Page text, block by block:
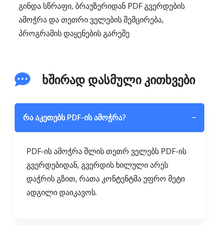
გინდა სწრაფი, ბრაუზერიდან PDF გვერდების
ამოჭრა და თეთრი ველების შემცირება,
პროგრამის დაყენების გარეშე
ხშირად დასმული კითხვები
რა აკეთებს PDF-ის ამოჭრა? −
PDF-ის ამოჭრა შლის თეთრ ველებს PDF-ის
გვერდებიდან, გვერდის ხილული არეს
დაჭრის გზით, რათა კონტენტმა უფრო მეტი
ადგილი დაიკავოს.